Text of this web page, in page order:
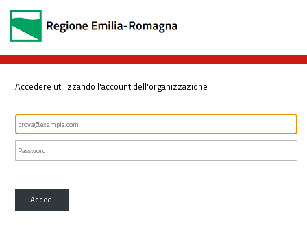
Accedere utilizzando l'account dell'organizzazione
Accedi